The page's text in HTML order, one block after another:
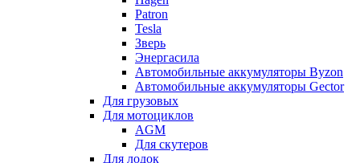
Patron
Tesla
Зверь
Энергасила
Автомобильные аккумуляторы Byzon
Автомобильные аккумуляторы Gector
Для грузовых
Для мотоциклов
AGM
Для скутеров
Для лодок